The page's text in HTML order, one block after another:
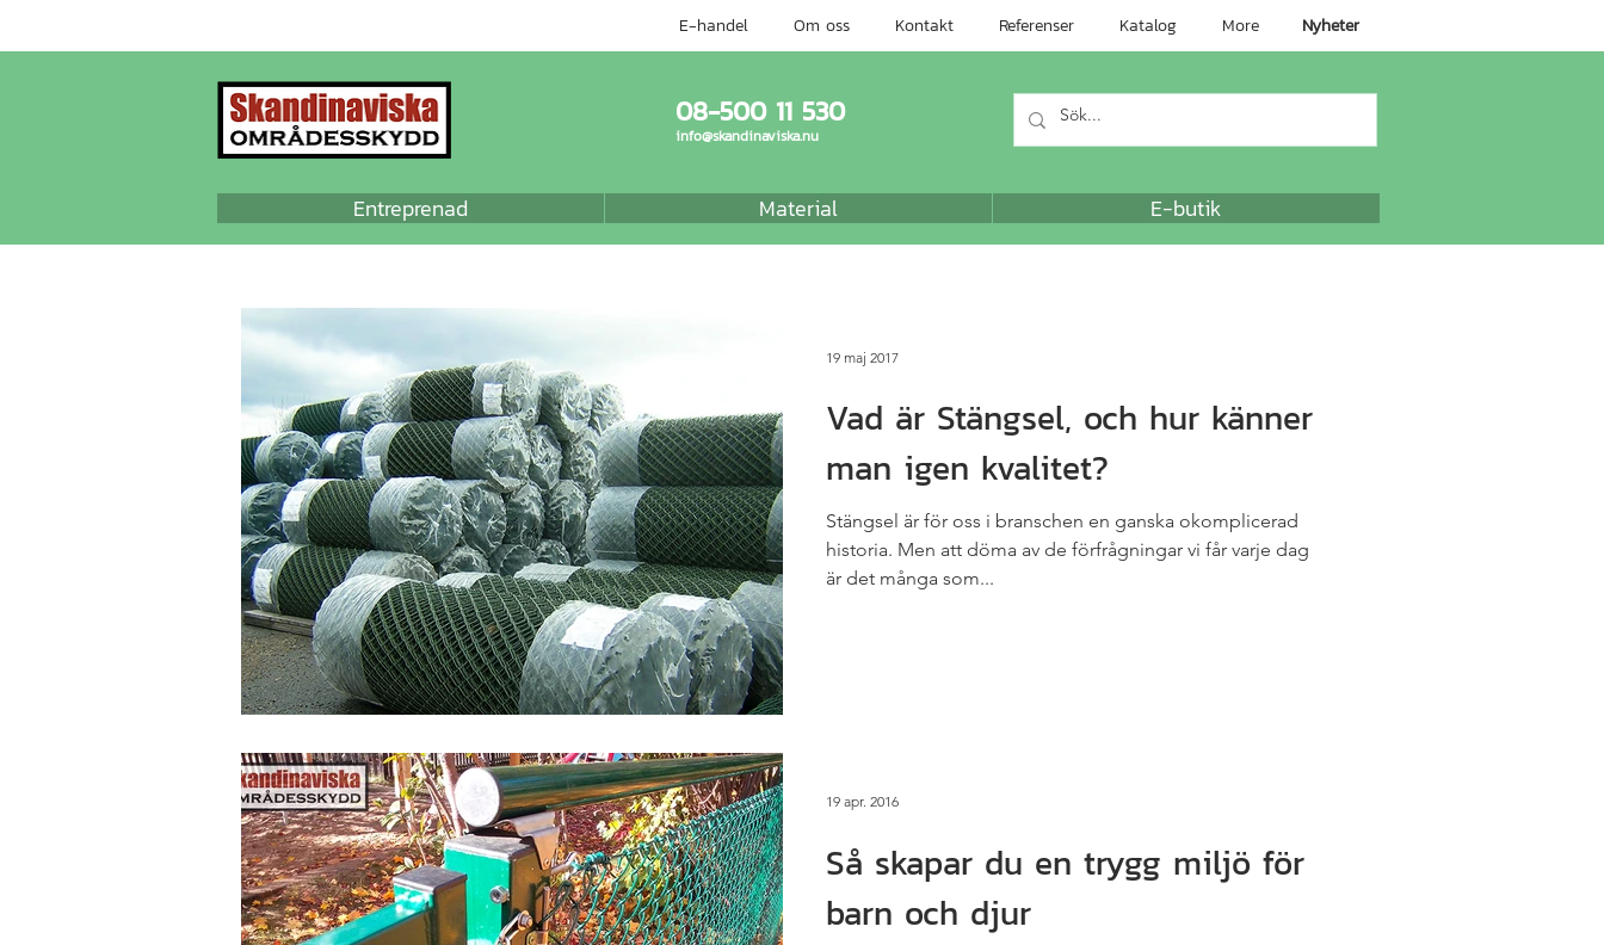
E-handel Om oss Kontakt Referenser Katalog More Nyheter
08-500 11 530
info@skandinaviska.nu
E-butik
Material
Entreprenad
Vad är Stängsel, och hur känner
man igen kvalitet?
Stängsel är för oss i branschen en ganska okomplicerad
historia. Men att döma av de förfrågningar vi får varje dag
är det många som...
19 maj 2017
Så skapar du en trygg miljö för
barn och djur
19 apr. 2016